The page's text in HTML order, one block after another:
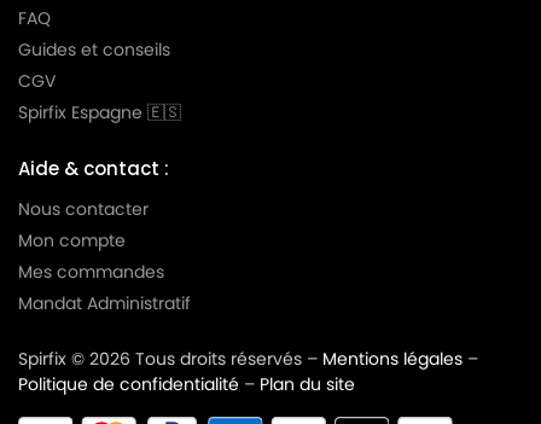
FAQ
Guides et conseils
CGV
Spirfix Espagne 🇪🇸
Aide & contact :
Nous contacter
Mon compte
Mes commandes
Mandat Administratif
Spirfix © 2026 Tous droits réservés – Mentions légales –
Politique de confidentialité – Plan du site